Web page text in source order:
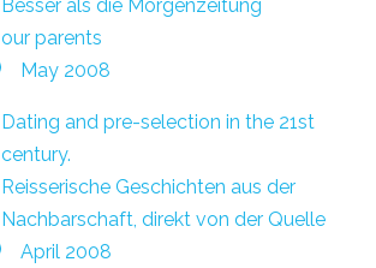
Besser als die Morgenzeitung
our parents
May 2008
Dating and pre-selection in the 21st
century.
Reisserische Geschichten aus der
Nachbarschaft, direkt von der Quelle
April 2008